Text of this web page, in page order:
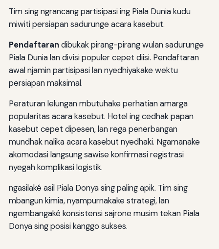
Tim sing ngrancang partisipasi ing Piala Dunia kudu
miwiti persiapan sadurunge acara kasebut.
Pendaftarandibukak pirang-pirang wulan sadurunge
Piala Dunia lan divisi populer cepet diisi. Pendaftaran
awal njamin partisipasi lan nyedhiyakake wektu
persiapan maksimal.
Peraturan lelungan mbutuhake perhatian amarga
popularitas acara kasebut. Hotel ing cedhak papan
kasebut cepet dipesen, lan rega penerbangan
mundhak nalika acara kasebut nyedhaki. Ngamanake
akomodasi langsung sawise konfirmasi registrasi
nyegah komplikasi logistik.
ngasilaké asil Piala Donya sing paling apik. Tim sing
mbangun kimia, nyampurnakake strategi, lan
ngembangaké konsistensi sajrone musim tekan Piala
Donya sing posisi kanggo sukses.